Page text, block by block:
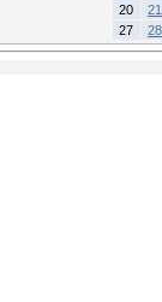
20
21
27
28